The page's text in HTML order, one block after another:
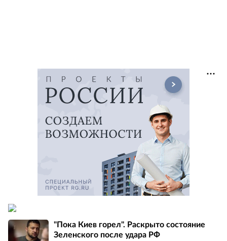
"Пока Киев горел". Раскрыто состояние
Зеленского после удара РФ